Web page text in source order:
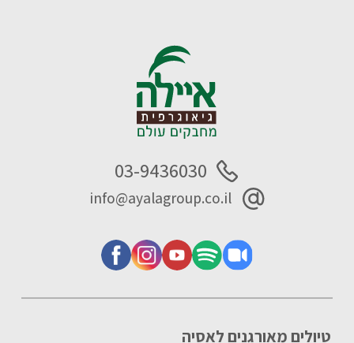
טיולים מאורגנים לאסיה
03-9436030
info@ayalagroup.co.il